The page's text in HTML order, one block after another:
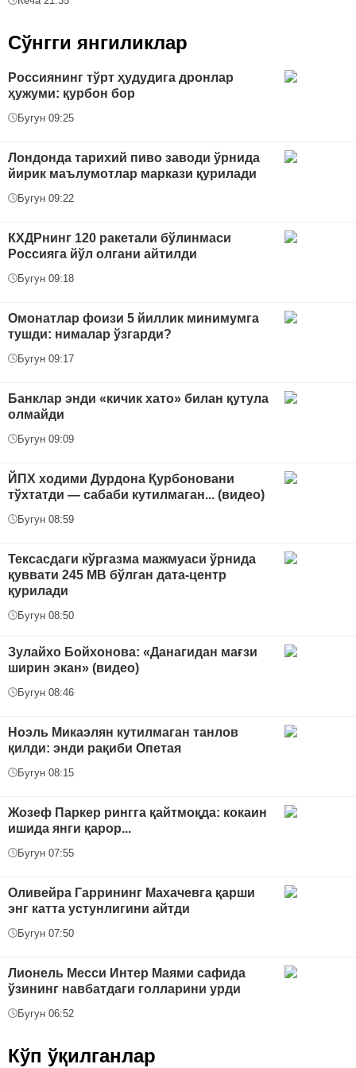
Сўнгги янгиликлар
Россиянинг тўрт ҳудудига дронлар
ҳужуми: қурбон бор
Бугун 09:25
Лондонда тарихий пиво заводи ўрнида
йирик маълумотлар маркази қурилади
Бугун 09:22
КХДРнинг 120 ракетали бўлинмаси
Россияга йўл олгани айтилди
Бугун 09:18
Омонатлар фоизи 5 йиллик минимумга
тушди: нималар ўзгарди?
Бугун 09:17
Банклар энди «кичик хато» билан қутула
олмайди
Бугун 09:09
ЙПХ ходими Дурдона Қурбоновани
тўхтатди — сабаби кутилмаган... (видео)
Бугун 08:59
Тексасдаги кўргазма мажмуаси ўрнида
қуввати 245 МВ бўлган дата-центр
қурилади
Бугун 08:50
Зулайхо Бойхонова: «Данагидан мағзи
ширин экан» (видео)
Бугун 08:46
Ноэль Микаэлян кутилмаган танлов
қилди: энди рақиби Опетая
Бугун 08:15
Жозеф Паркер рингга қайтмоқда: кокаин
ишида янги қарор...
Бугун 07:55
Оливейра Гаррининг Махачевга қарши
энг катта устунлигини айтди
Бугун 07:50
Лионель Месси Интер Маями сафида
ўзининг навбатдаги голларини урди
Бугун 06:52
Кўп ўқилганлар